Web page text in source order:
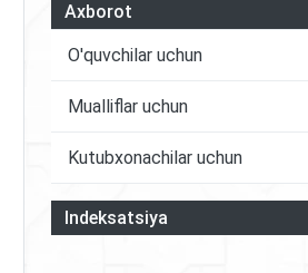
Axborot
O'quvchilar uchun
Mualliflar uchun
Kutubxonachilar uchun
Indeksatsiya